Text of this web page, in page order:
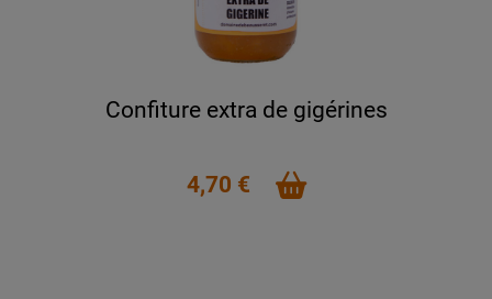
Confiture extra de gigérines
4,70 €